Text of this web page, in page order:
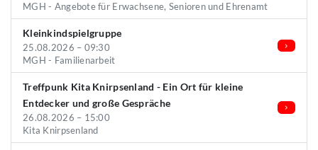
MGH - Angebote für Erwachsene, Senioren und Ehrenamt
Kleinkindspielgruppe
25.08.2026 – 09:30
MGH - Familienarbeit
Treffpunk Kita Knirpsenland - Ein Ort für kleine
Entdecker und große Gespräche
26.08.2026 – 15:00
Kita Knirpsenland